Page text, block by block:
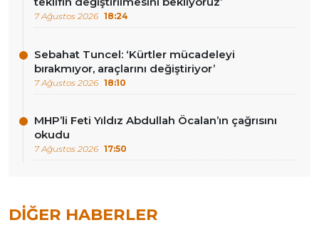
7 Ağustos 2026 18:24
Sebahat Tuncel: ‘Kürtler mücadeleyi
bırakmıyor, araçlarını değiştiriyor’
7 Ağustos 2026 18:10
MHP’li Feti Yıldız Abdullah Öcalan’ın çağrısını
okudu
7 Ağustos 2026 17:50
DIĞER HABERLER